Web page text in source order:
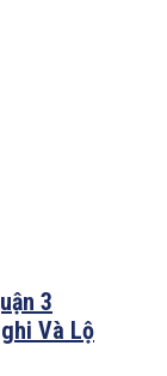
3
Và Lộ